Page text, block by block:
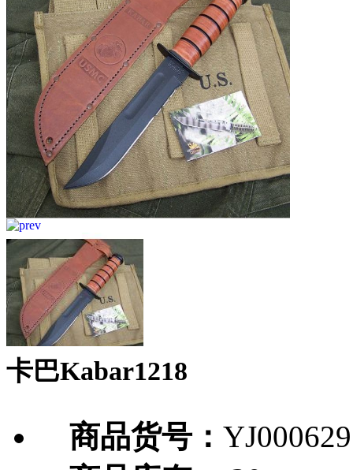
卡巴Kabar1218
商品货号： YJ000629